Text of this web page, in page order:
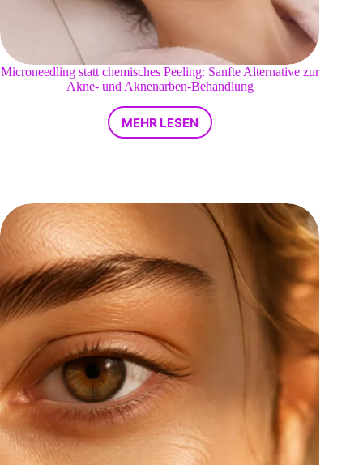
Microneedling statt chemisches Peeling: Sanfte Alternative zur
Akne- und Aknenarben-Behandlung
MEHR LESEN